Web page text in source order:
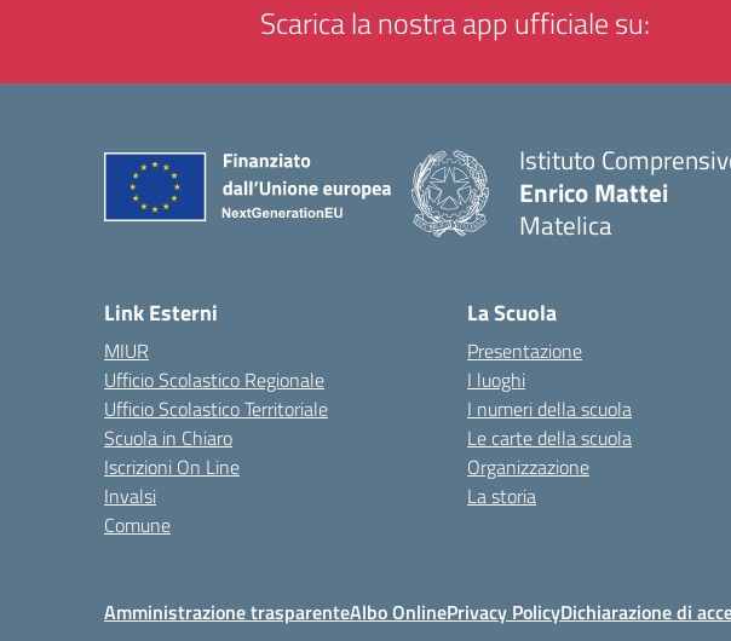
Scarica la nostra app ufficiale su:
Istituto
Enrico Mattei
Matelica
Link Esterni
MIUR
Ufficio Scolastico Regionale
Ufficio Scolastico Territoriale
Scuola in Chiaro
Iscrizioni On Line
Invalsi
Comune
La Scuola
Presentazione
I luoghi
I numeri della scuola
Le carte della scuola
Organizzazione
La storia
Amministrazione trasparenteAlbo OnlinePrivacy PolicyDichiarazione di